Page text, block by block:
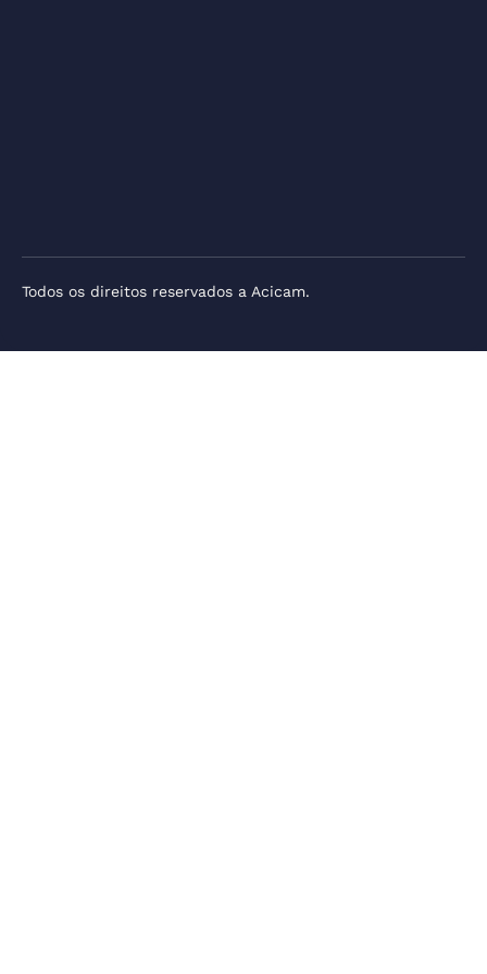
Todos os direitos reservados a Acicam.